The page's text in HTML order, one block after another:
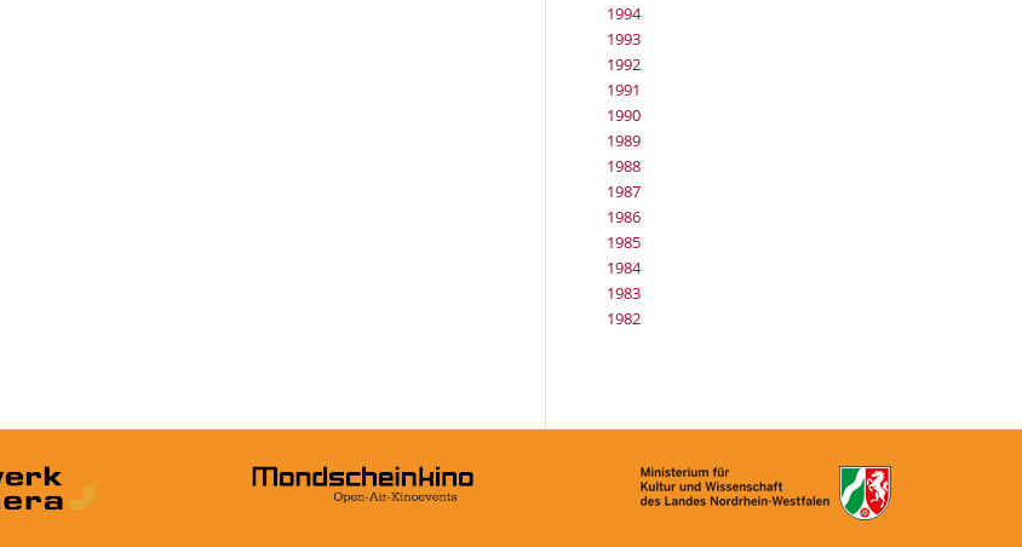
1994
1993
1992
1991
1990
1989
1988
1987
1986
1985
1984
1983
1982